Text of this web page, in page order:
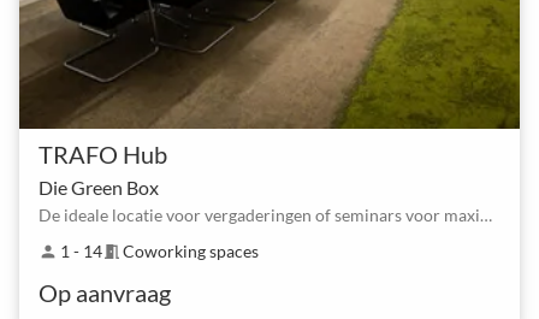
TRAFO Hub
Die Green Box
De ideale locatie voor vergaderingen of seminars voor maximaal 14 personen.
person 1 - 14meeting_room Coworking spaces
Op aanvraag